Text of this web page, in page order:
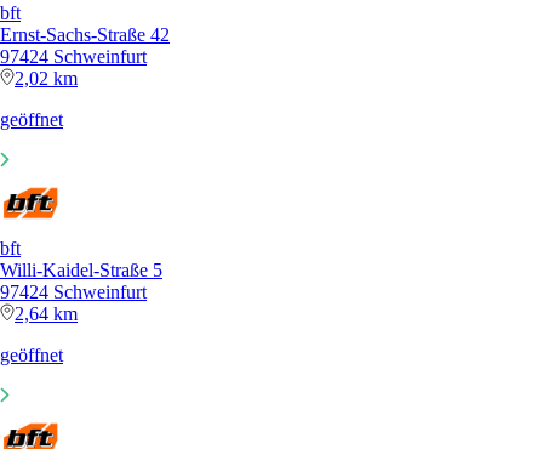
bft
Ernst-Sachs-Straße 42
97424 Schweinfurt
2,02 km
geöffnet
bft
Willi-Kaidel-Straße 5
97424 Schweinfurt
2,64 km
geöffnet